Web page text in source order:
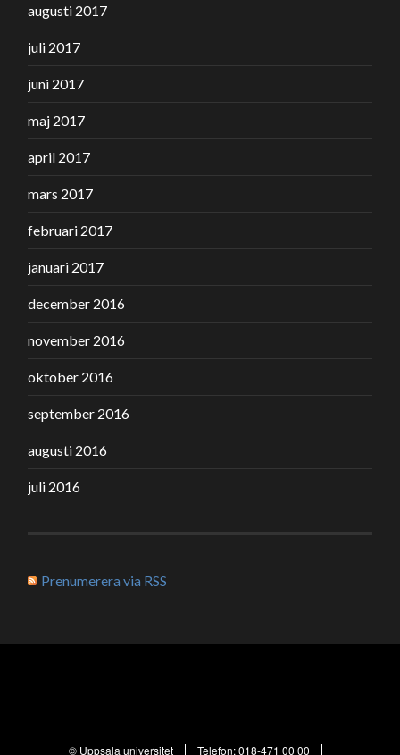
augusti 2017
juli 2017
juni 2017
maj 2017
april 2017
mars 2017
februari 2017
januari 2017
december 2016
november 2016
oktober 2016
september 2016
augusti 2016
juli 2016
Prenumerera via RSS
© Uppsala universitet Telefon:018-471 00 00